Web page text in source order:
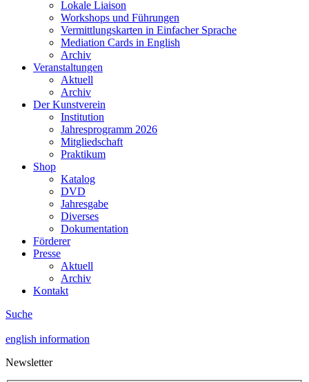
Lokale Liaison
Workshops und Führungen
Vermittlungskarten in Einfacher Sprache
Mediation Cards in English
Archiv
Veranstaltungen
Aktuell
Archiv
Der Kunstverein
Institution
Jahresprogramm 2026
Mitgliedschaft
Praktikum
Shop
Katalog
DVD
Jahresgabe
Diverses
Dokumentation
Förderer
Presse
Aktuell
Archiv
Kontakt
Suche
english information
Newsletter